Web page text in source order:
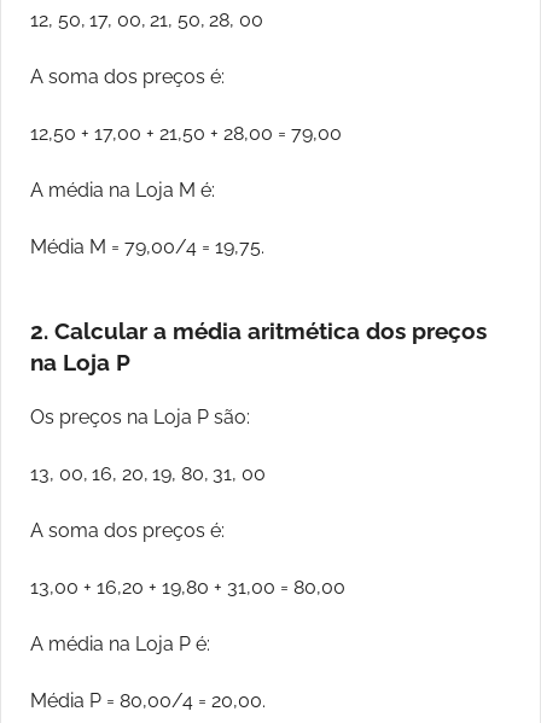
12, 50, 17, 00, 21, 50, 28, 00
A soma dos preços é:
12,50 + 17,00 + 21,50 + 28,00 = 79,00
A média na Loja M é:
Média M = 79,00/4 = 19,75.
2. Calcular a média aritmética dos preços
na Loja P
Os preços na Loja P são:
13, 00, 16, 20, 19, 80, 31, 00
A soma dos preços é:
13,00 + 16,20 + 19,80 + 31,00 = 80,00
A média na Loja P é:
Média P = 80,00/4 = 20,00.